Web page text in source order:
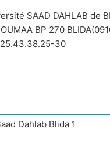
SAAD DAHLAB de
BP 270
30
Dahlab Blida 1